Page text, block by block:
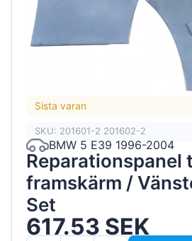
Sista varan
SKU: 201601-2 201602-2
BMW 5 E39 1996-2004
Reparationspanel
framskärm /
Set
617.53 SEK